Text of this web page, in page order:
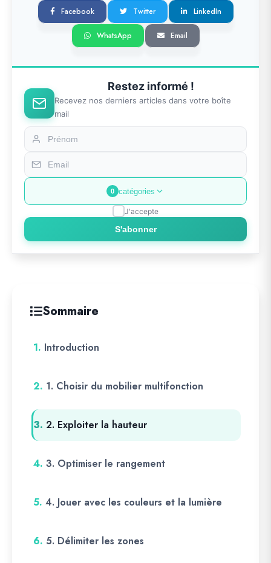
Facebook Twitter LinkedIn
WhatsApp Email
Restez informé !
Recevez nos derniers articles dans votre boîte
mail
0 catégories
J'accepte
S'abonner
Sommaire
1. Introduction
2. 1. Choisir du mobilier multifonction
3. 2. Exploiter la hauteur
4. 3. Optimiser le rangement
5. 4. Jouer avec les couleurs et la lumière
6. 5. Délimiter les zones